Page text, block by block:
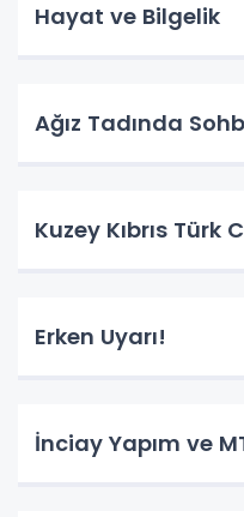
Hayat ve Bilgelik
Ağız Tadında
Kuzey Kıbrıs Türk
Erken Uyarı!
İnciay Yapım ve